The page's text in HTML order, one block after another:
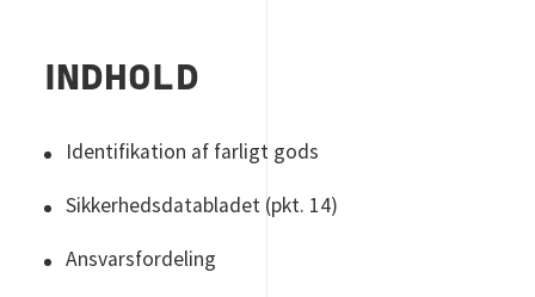
INDHOLD
Identifikation af farligt gods
Sikkerhedsdatabladet (pkt. 14)
Ansvarsfordeling